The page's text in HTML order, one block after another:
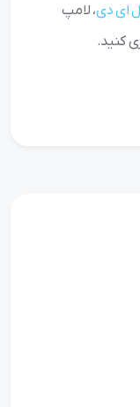
ای دی، لامپ
کنید.